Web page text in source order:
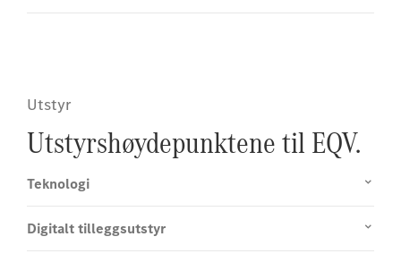
Utstyr
Utstyrshøydepunktene til EQV.
Teknologi
Digitalt tilleggsutstyr